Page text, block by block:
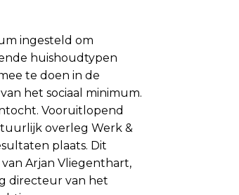
ingesteld om
huishoudtypen
te doen in de
het sociaal minimum.
Vooruitlopend
overleg Werk &
plaats. Dit
Arjan Vliegenthart,
directeur van het